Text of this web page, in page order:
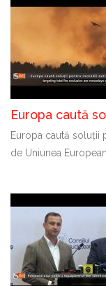
Europa caută
Europa caută soluții
de Uniunea